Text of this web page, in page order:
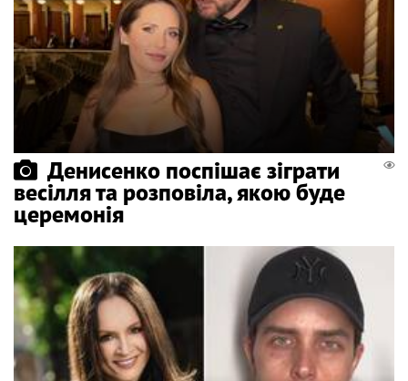
Денисенко поспішає зіграти
весілля та розповіла, якою буде
церемонія